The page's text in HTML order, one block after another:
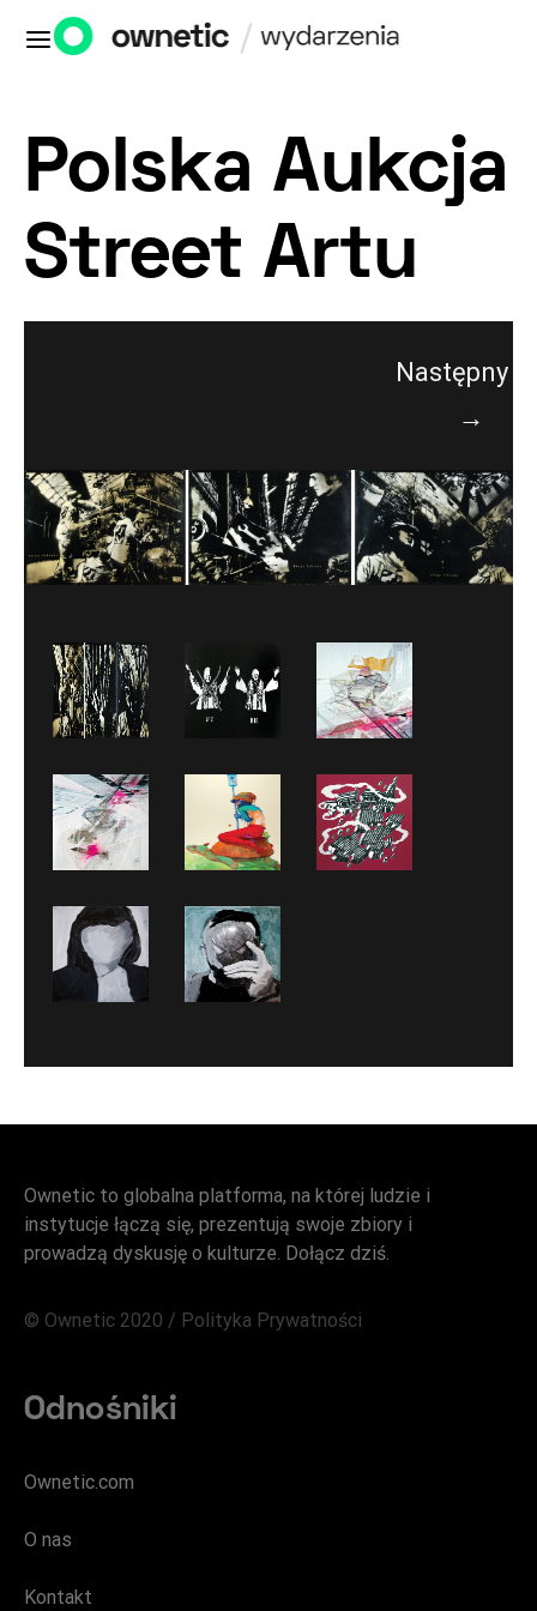
Polska Aukcja
Street Artu
Następny
→
Ownetic to globalna platforma, na której ludzie i
instytucje łączą się, prezentują swoje zbiory i
prowadzą dyskusję o kulturze. Dołącz dziś.
© Ownetic 2020 / Polityka Prywatności
Odnośniki
Ownetic.com
O nas
Kontakt